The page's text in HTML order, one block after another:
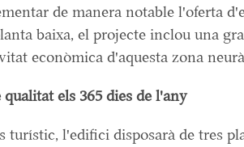
de manera notable l'oferta
baixa, el projecte inclou una
econòmica d'aquesta zona
els 365 dies de l'any
turístic, l'edifici disposarà de tres